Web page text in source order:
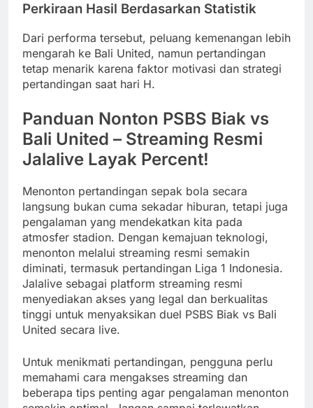
Perkiraan Hasil Berdasarkan Statistik
Dari performa tersebut, peluang kemenangan lebih
mengarah ke Bali United, namun pertandingan
tetap menarik karena faktor motivasi dan strategi
pertandingan saat hari H.
Panduan Nonton PSBS Biak vs
Bali United – Streaming Resmi
Jalalive Layak Percent!
Menonton pertandingan sepak bola secara
langsung bukan cuma sekadar hiburan, tetapi juga
pengalaman yang mendekatkan kita pada
atmosfer stadion. Dengan kemajuan teknologi,
menonton melalui streaming resmi semakin
diminati, termasuk pertandingan Liga 1 Indonesia.
Jalalive sebagai platform streaming resmi
menyediakan akses yang legal dan berkualitas
tinggi untuk menyaksikan duel PSBS Biak vs Bali
United secara live.
Untuk menikmati pertandingan, pengguna perlu
memahami cara mengakses streaming dan
beberapa tips penting agar pengalaman menonton